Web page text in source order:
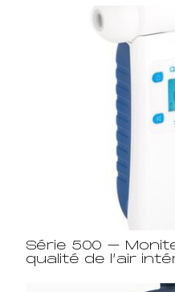
Série 500 –
qualité de l’air